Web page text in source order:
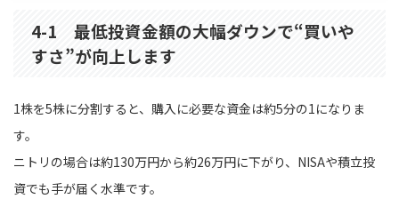
4-1 最低投資金額の大幅ダウンで“買いや
すさ”が向上します
1株を5株に分割すると、購入に必要な資金は約5分の1になりま
す。
ニトリの場合は約130万円から約26万円に下がり、NISAや積立投
資でも手が届く水準です。